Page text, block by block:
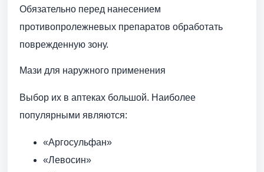
Обязательно перед нанесением
противопролежневых препаратов обработать
поврежденную зону.
Мази для наружного применения
Выбор их в аптеках большой. Наиболее
популярными являются:
«Аргосульфан»
«Левосин»